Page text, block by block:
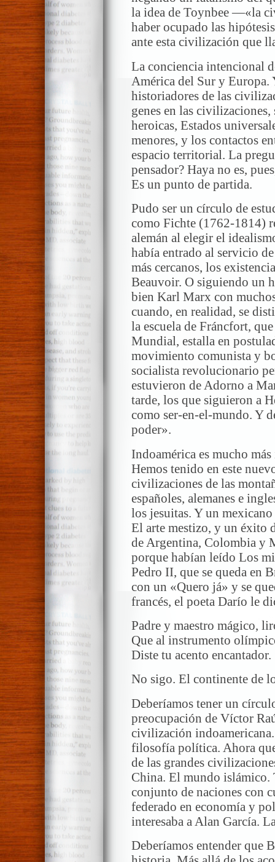
la idea de Toynbee —«la
haber ocupado las
ante esta civilización que
La conciencia intencional
América del Sur y Europa.
historiadores de las
genes en las
heroicas, Estados
menores, y los contactos
espacio territorial. La
pensador? Haya no es,
Es un punto de partida.
Pudo ser un círculo de
como Fichte (1762-1814)
alemán al elegir el
había entrado al servicio
más cercanos, los
Beauvoir. O siguiendo un
bien Karl Marx con
cuando, en realidad, se
la escuela de Fráncfort,
Mundial, estalla en
movimiento comunista y
socialista revolucionario
estuvieron de Adorno a
tarde, los que siguieron a
como ser-en-el-mundo. Y
poder».
Indoamérica es mucho
Hemos tenido en este
civilizaciones de las
españoles, alemanes e
los jesuitas. Y un
El arte mestizo, y un éxito
de Argentina, Colombia y
porque habían leído Los
Pedro II, que se queda en
con un «Quero já» y se
francés, el poeta Darío le
Padre y maestro mágico,
Que al instrumento
Diste tu acento encantador.
No sigo. El continente de
Deberíamos tener un
preocupación de Víctor
civilización
filosofía política. Ahora
de las grandes
China. El mundo islámico.
conjunto de naciones con
federado en economía y
interesaba a Alan García.
Deberíamos entender que